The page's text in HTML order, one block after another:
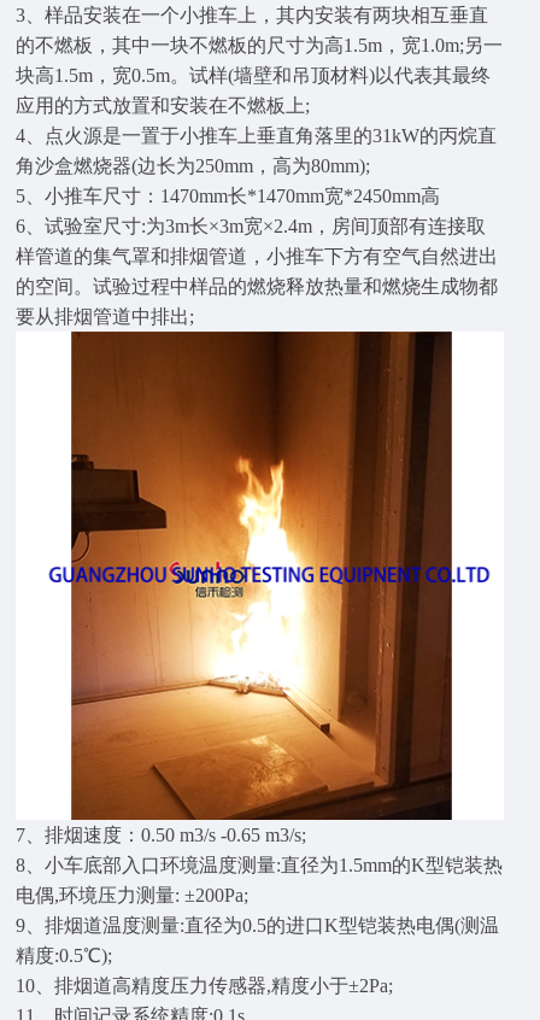
3、样品安装在一个小推车上，其内安装有两块相互垂直
的不燃板，其中一块不燃板的尺寸为高1.5m，宽1.0m;另一
块高1.5m，宽0.5m。试样(墙壁和吊顶材料)以代表其最终
应用的方式放置和安装在不燃板上;
4、点火源是一置于小推车上垂直角落里的31kW的丙烷直
角沙盒燃烧器(边长为250mm，高为80mm);
5、小推车尺寸：1470mm长*1470mm宽*2450mm高
6、试验室尺寸:为3m长×3m宽×2.4m，房间顶部有连接取
样管道的集气罩和排烟管道，小推车下方有空气自然进出
的空间。试验过程中样品的燃烧释放热量和燃烧生成物都
要从排烟管道中排出;
7、排烟速度：0.50 m3/s -0.65 m3/s;
8、小车底部入口环境温度测量:直径为1.5mm的K型铠装热
电偶,环境压力测量: ±200Pa;
9、排烟道温度测量:直径为0.5的进口K型铠装热电偶(测温
精度:0.5℃);
10、排烟道高精度压力传感器,精度小于±2Pa;
11、时间记录系统精度:0.1s